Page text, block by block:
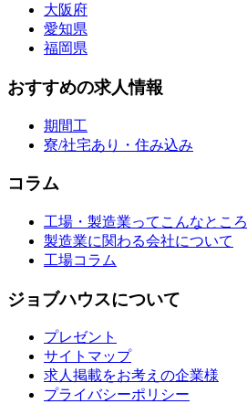
大阪府
愛知県
福岡県
おすすめの求人情報
期間工
寮/社宅あり・住み込み
コラム
工場・製造業ってこんなところ
製造業に関わる会社について
工場コラム
ジョブハウスについて
プレゼント
サイトマップ
求人掲載をお考えの企業様
プライバシーポリシー